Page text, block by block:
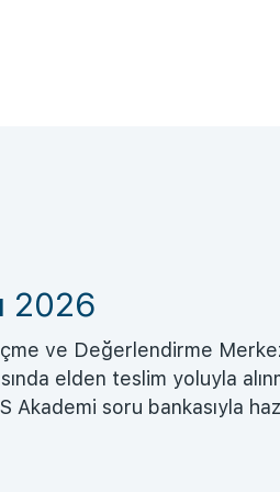
2026
ve Değerlendirme
elden teslim yoluyla
Akademi soru bankasıyla